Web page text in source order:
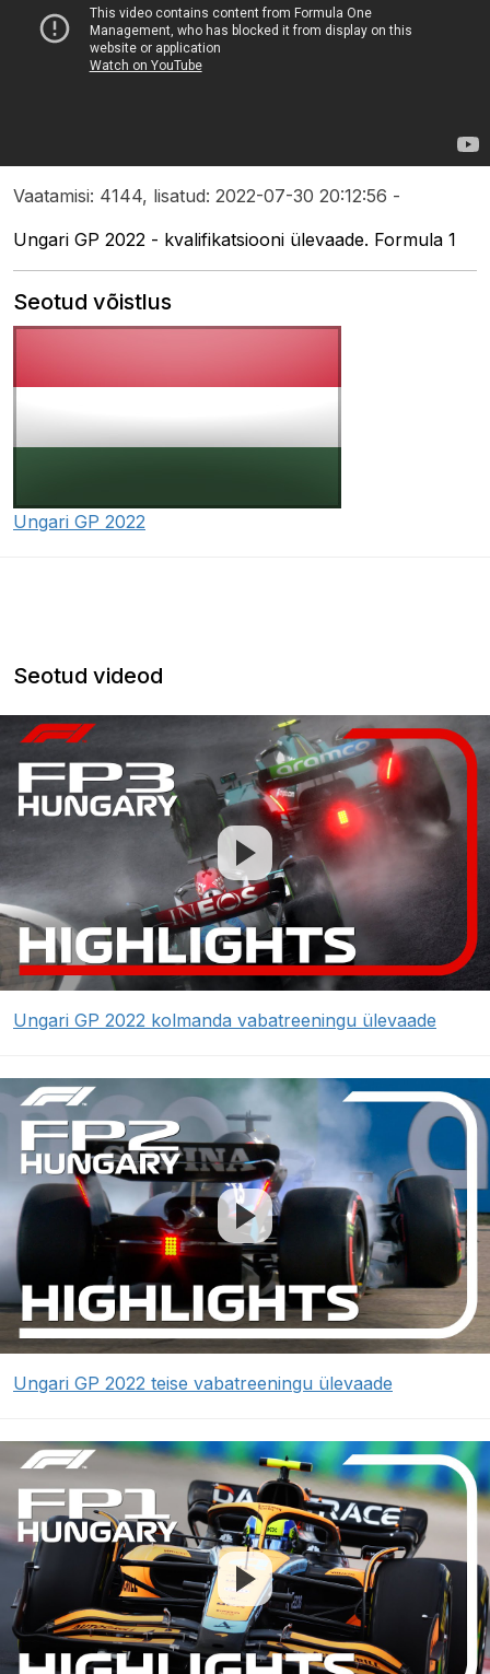
Vaatamisi: 4144, lisatud: 2022-07-30 20:12:56 -
Ungari GP 2022 - kvalifikatsiooni ülevaade. Formula 1
Seotud võistlus
Ungari GP 2022
Seotud videod
Ungari GP 2022 kolmanda vabatreeningu ülevaade
Ungari GP 2022 teise vabatreeningu ülevaade